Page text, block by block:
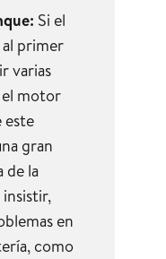
Si el
primer
varias
el motor
este
gran
de la
en
como